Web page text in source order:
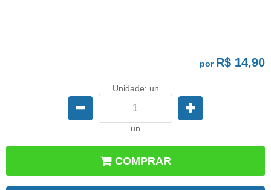
por R$ 14,90
Unidade: un
un
COMPRAR